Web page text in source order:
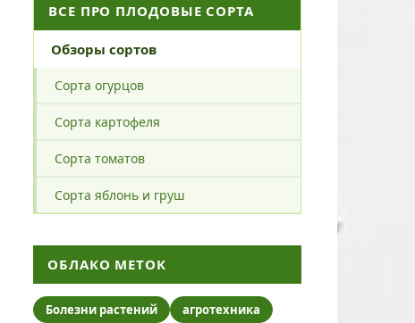
ВСЕ ПРО ПЛОДОВЫЕ СОРТА
Обзоры сортов
Сорта огурцов
Сорта картофеля
Сорта томатов
Сорта яблонь и груш
ОБЛАКО МЕТОК
Болезни растений
агротехника